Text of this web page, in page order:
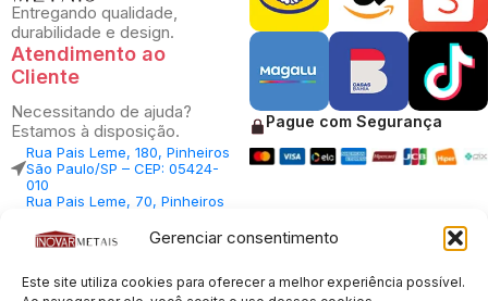
Gerenciar consentimento
Este site utiliza cookies para oferecer a melhor experiência possível.
Entregando qualidade,
durabilidade e design.
Atendimento ao
Cliente
Necessitando de ajuda?
Estamos à disposição.
Rua Pais Leme, 180, Pinheiros
São Paulo/SP – CEP: 05424-
010
Rua Pais Leme, 70, Pinheiros
010
Central Vendas: (11) 98812-
Central Atendimento: (11)
Pague com Segurança